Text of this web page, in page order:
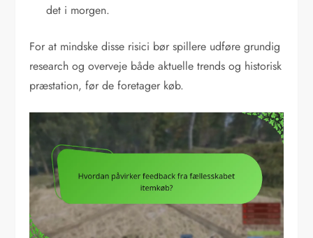
det i morgen.
For at mindske disse risici bør spillere udføre grundig
research og overveje både aktuelle trends og historisk
præstation, før de foretager køb.